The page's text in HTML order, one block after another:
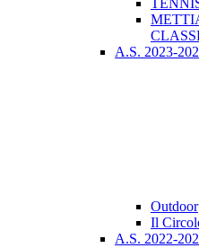
A.S. 2023-
Outdoor
Il
A.S. 2022-